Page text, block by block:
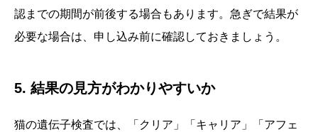
認までの期間が前後する場合もあります。急ぎで結果が
必要な場合は、申し込み前に確認しておきましょう。
5. 結果の見方がわかりやすいか
猫の遺伝子検査では、「クリア」「キャリア」「アフェ